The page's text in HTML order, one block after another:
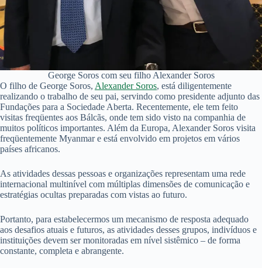
George Soros com seu filho Alexander Soros
O filho de George Soros, Alexander Soros, está diligentemente
realizando o trabalho de seu pai, servindo como presidente adjunto das
Fundações para a Sociedade Aberta. Recentemente, ele tem feito
visitas freqüentes aos Bálcãs, onde tem sido visto na companhia de
muitos políticos importantes. Além da Europa, Alexander Soros visita
freqüentemente Myanmar e está envolvido em projetos em vários
países africanos.
As atividades dessas pessoas e organizações representam uma rede
internacional multinível com múltiplas dimensões de comunicação e
estratégias ocultas preparadas com vistas ao futuro.
Portanto, para estabelecermos um mecanismo de resposta adequado
aos desafios atuais e futuros, as atividades desses grupos, indivíduos e
instituições devem ser monitoradas em nível sistêmico – de forma
constante, completa e abrangente.